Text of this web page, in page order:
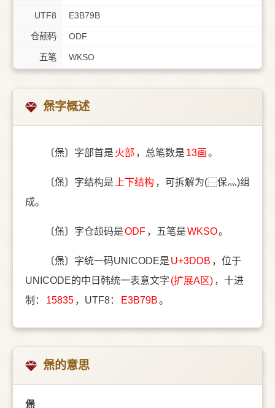
UTF8 E3B79B
仓颉码 ODF
五笔 WKSO
㷛字概述
〔㷛〕字部首是 ⽕部 ，总笔数是 13画。
〔㷛〕字结构是 上下结构 ，可拆解为(⿱保灬)组
成。
〔㷛〕字仓颉码是ODF ，五笔是WKSO。
〔㷛〕字统一码UNICODE是 U+3DDB ，位于
UNICODE的中日韩统一表意文字 (扩展A区) ，十进
制：
15835 ，UTF8： E3B79B。
㷛的意思
㷛